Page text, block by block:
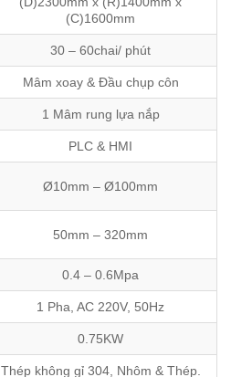
(C)1600mm
30 – 60chai/ phút
Mâm xoay & Đầu chụp côn
1 Mâm rung lựa nắp
PLC & HMI
Ø10mm – Ø100mm
50mm – 320mm
0.4 – 0.6Mpa
1 Pha, AC 220V, 50Hz
0.75KW
Thép không gỉ 304, Nhôm & Thép.